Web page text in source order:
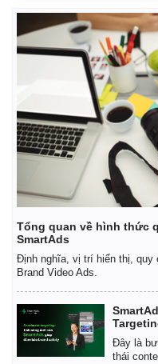
Sức khỏe
Dinh dưỡng - món ngon
Cây thuốc
Sản phụ khoa
Nhi khoa
Làm đẹp - giảm cân
Phòng mạch online
Ăn sạch sống khỏe
Tổng quan về hình thức
SmartAds
Định nghĩa, vị trí hiển thị, quy
Brand Video Ads.
Đây là
thái